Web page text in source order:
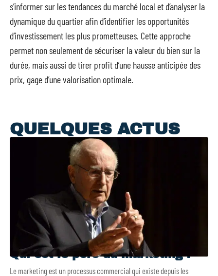
s’informer sur les tendances du marché local et d’analyser la
dynamique du quartier afin d’identifier les opportunités
d’investissement les plus prometteuses. Cette approche
permet non seulement de sécuriser la valeur du bien sur la
durée, mais aussi de tirer profit d’une hausse anticipée des
prix, gage d’une valorisation optimale.
QUELQUES ACTUS
Qui est le père du marketing ?
Le marketing est un processus commercial qui existe depuis les